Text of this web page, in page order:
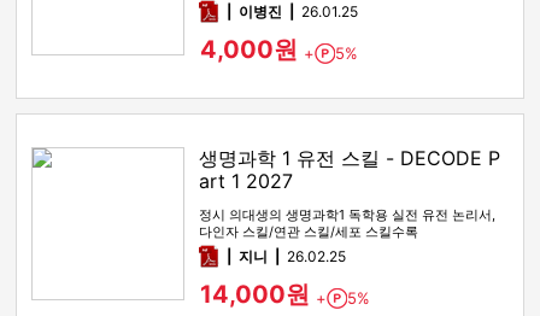
pdf이병진 26.01.25
4,000원 + Point
5%
생명과학 1 유전 스킬 - DECODE P
art 1 2027
정시 의대생의 생명과학1 독학용 실전 유전 논리서,
다인자 스킬/연관 스킬/세포 스킬수록
pdf지니 26.02.25
14,000원 + Point
5%